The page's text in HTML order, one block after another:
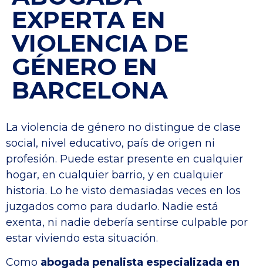
EXPERTA EN
VIOLENCIA DE
GÉNERO EN
BARCELONA
La violencia de género no distingue de clase
social, nivel educativo, país de origen ni
profesión. Puede estar presente en cualquier
hogar, en cualquier barrio, y en cualquier
historia. Lo he visto demasiadas veces en los
juzgados como para dudarlo. Nadie está
exenta, ni nadie debería sentirse culpable por
estar viviendo esta situación.
Como abogada penalista especializada en